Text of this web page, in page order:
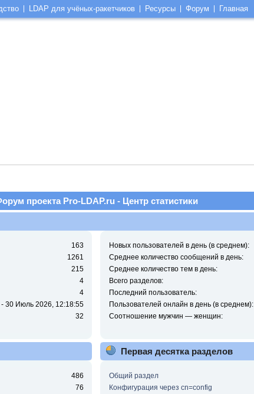
проекта Pro-LDAP.ru - Центр статистики
163
1261
215
4
4
- 30 Июль 2026, 12:18:55
32
Новых пользователей в день (в среднем):
Среднее количество сообщений в день:
Среднее количество тем в день:
Всего разделов:
Последний пользователь:
Пользователей онлайн в день (в среднем):
Соотношение мужчин — женщин:
486
76
Первая десятка разделов
Общий раздел
Конфигурация через cn=config
LDAP для учёных-ракетчиков Ресурсы Форум Главная